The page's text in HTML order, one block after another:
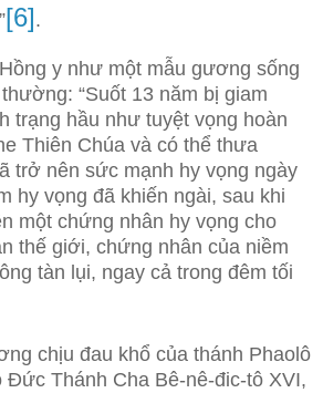
[6].
y như một mẫu gương sống
“Suốt 13 năm bị giam
trạng hầu như tuyệt vọng hoàn
Thiên Chúa và có thể thưa
trở nên sức mạnh hy vọng ngày
hy vọng đã khiến ngài, sau khi
một chứng nhân hy vọng cho
thế giới, chứng nhân của niềm
tàn lụi, ngay cả trong đêm tối
chịu đau khổ của thánh Phaolô
Đức Thánh Cha Bê-nê-đic-tô XVI,